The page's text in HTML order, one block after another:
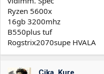
Ryzen 5600x
16gb 3200mhz
B550plus tuf
Rogstrix2070supe HVALA